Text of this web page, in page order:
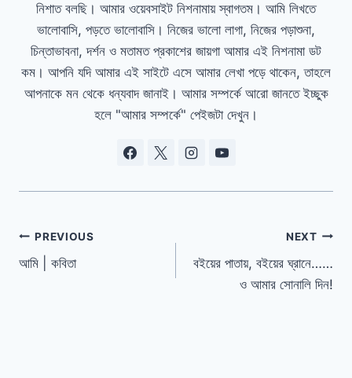
নিশাত বলছি। আমার ওয়েবসাইট নিশনামায় স্বাগতম। আমি লিখতে
ভালোবাসি, পড়তে ভালোবাসি। নিজের ভালো লাগা, নিজের পড়াশুনা,
চিন্তাভাবনা, দর্শন ও মতামত প্রকাশের জায়গা আমার এই নিশনামা ডট
কম। আপনি যদি আমার এই সাইটে এসে আমার লেখা পড়ে থাকেন, তাহলে
আপনাকে মন থেকে ধন্যবাদ জানাই। আমার সম্পর্কে আরো জানতে ইচ্ছুক
হলে "আমার সম্পর্কে" পেইজটা দেখুন।
Post
navigation
PREVIOUS
আমি | কবিতা
NEXT
বইয়ের পাতায়, বইয়ের ঘ্রানে……
ও আমার সোনালি দিন!